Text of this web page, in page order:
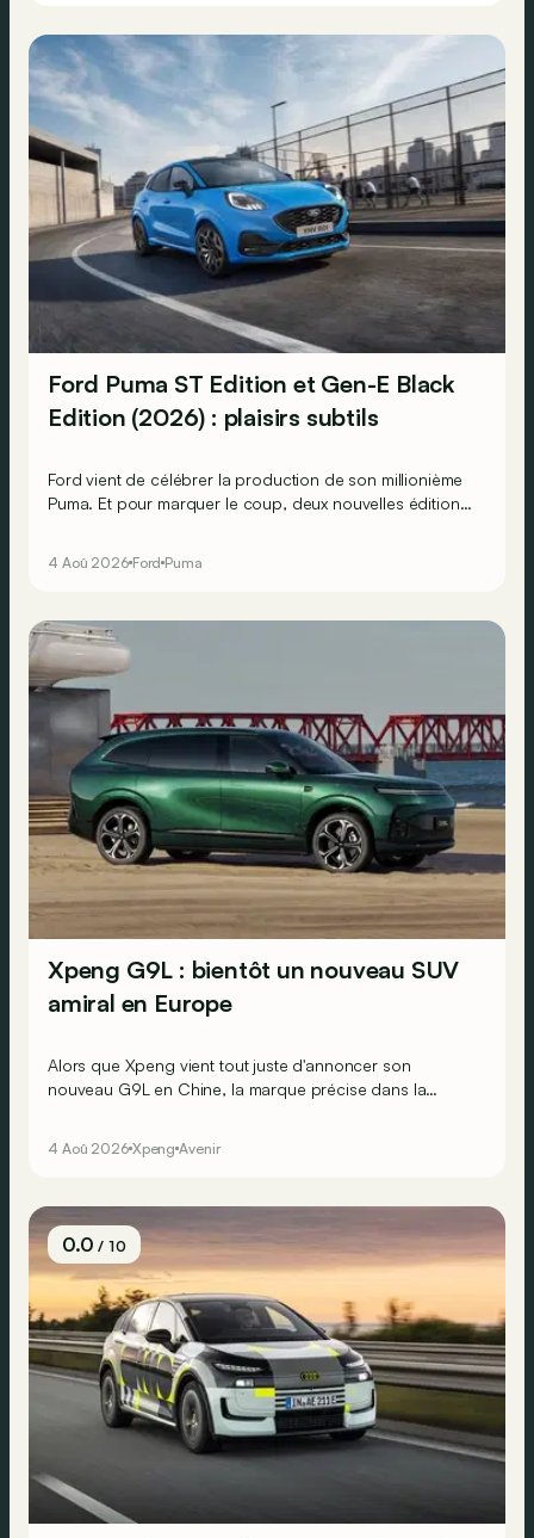
Ford Puma ST Edition et Gen-E Black
Edition (2026) : plaisirs subtils
Ford vient de célébrer la production de son millionième
Puma. Et pour marquer le coup, deux nouvelles éditions
4 Aoû 2026 Ford Puma
Xpeng G9L : bientôt un nouveau SUV
amiral en Europe
Alors que Xpeng vient tout juste d'annoncer son
nouveau G9L en Chine, la marque précise dans la
4 Aoû 2026 Xpeng Avenir
0.0/ 10